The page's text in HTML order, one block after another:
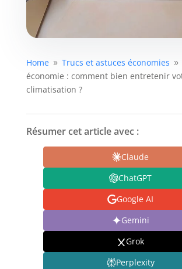
Home 9 Trucs et astuces économies 9
économie : comment bien entretenir
climatisation ?
Résumer cet article avec :
Claude
ChatGPT
Google AI
Gemini
Grok
Perplexity